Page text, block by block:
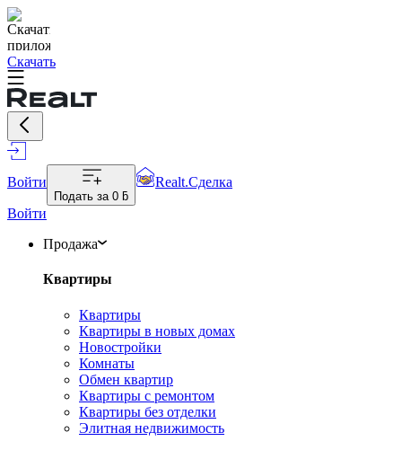
Скачать
Войти
Подать за 0 ƃ
Realt.Сделка
Войти
Продажа
Квартиры
Квартиры
Квартиры в новых домах
Новостройки
Комнаты
Обмен квартир
Квартиры с ремонтом
Квартиры без отделки
Элитная недвижимость